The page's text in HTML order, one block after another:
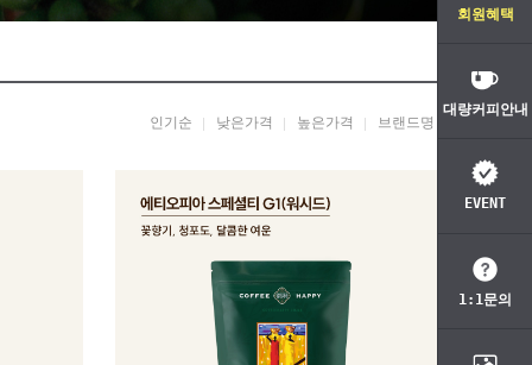
회원혜택
대량커피안내
EVENT
1:1문의
인기순 낮은가격 높은가격 브랜드명